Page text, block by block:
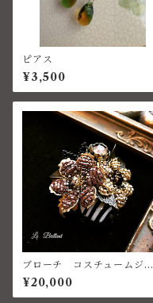
ピアス
¥3,500
ブローチ コスチュームジュ
エリー ベネチアン
¥20,000